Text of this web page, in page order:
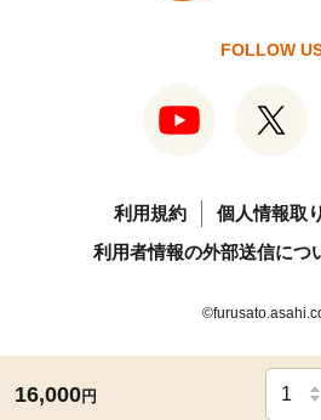
16,000円
FOLLOW
利用規約
個人情報取
利用者情報の外部送信につ